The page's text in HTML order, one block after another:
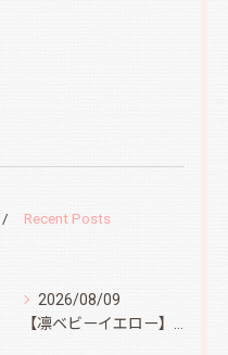
Recent Posts
2026/08/09